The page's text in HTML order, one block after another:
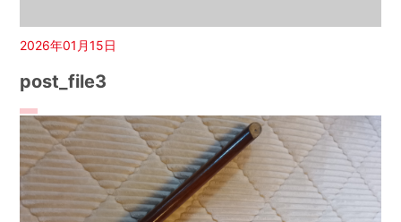
2026年01月15日
post_file3